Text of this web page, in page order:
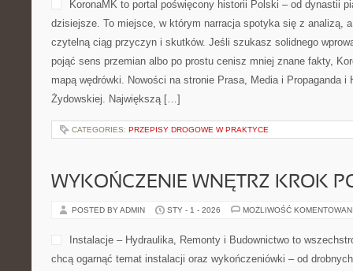
KoronaMK to portal poświęcony historii Polski – od dynastii
dzisiejsze. To miejsce, w którym narracja spotyka się z analizą,
czytelną ciąg przyczyn i skutków. Jeśli szukasz solidnego
pojąć sens przemian albo po prostu cenisz mniej znane fakty,
mapą wędrówki. Nowości na stronie Prasa, Media i Propaganda i
Żydowskiej. Największą […]
CATEGORIES: PRZEPISY DROGOWE W PRAKTYCE
WYKOŃCZENIE WNĘTRZ KROK
POSTED BY ADMIN STY - 1 - 2026 MOŻLIWOŚĆ
Instalacje – Hydraulika, Remonty i Budownictwo to
chcą ogarnąć temat instalacji oraz wykończeniówki – od